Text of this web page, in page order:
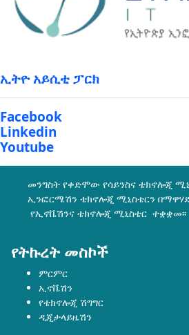
ኢትዮ አይሲቲ ፓርክ
Facebook
Linkedin
Youtube
መንግስት የቀድሞው የሳይንስና ቴክኖሎጂ
ኢንፎርሜሽን ቴክኖሎጂ ሚኒስቴርን
የኢኖቬሽንና ቴክኖሎጂ ሚኒስቴር ተቋቋመ፡፡
የትኩረት መስኮች
ምርምር
ኢኖቬሽን
የቴክኖሎጂ ሽግግር
ዲጂታላይዜሽን